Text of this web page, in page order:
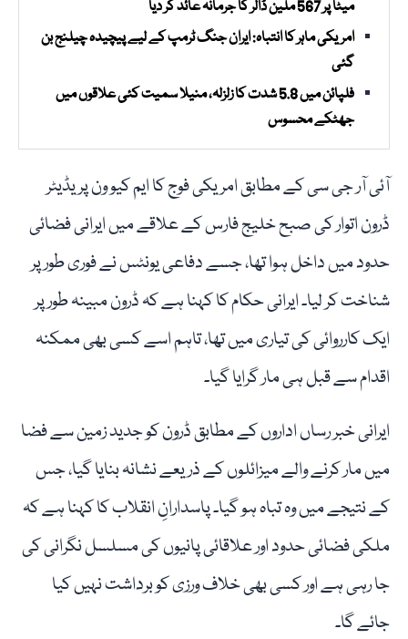
میٹا پر 567 ملین ڈالر کا جرمانہ عائد کر دیا
امریکی ماہر کا انتباہ: ایران جنگ ٹرمپ کے لیے پیچیدہ چیلنج بن
گئی
فلپائن میں 5.8 شدت کا زلزلہ، منیلا سمیت کئی علاقوں میں
جھٹکے محسوس
آئی آر جی سی کے مطابق امریکی فوج کا ایم کیو ون پریڈیٹر
ڈرون اتوار کی صبح خلیج فارس کے علاقے میں ایرانی فضائی
حدود میں داخل ہوا تھا، جسے دفاعی یونٹس نے فوری طور پر
شناخت کر لیا۔ ایرانی حکام کا کہنا ہے کہ ڈرون مبینہ طور پر
ایک کارروائی کی تیاری میں تھا، تاہم اسے کسی بھی ممکنہ
اقدام سے قبل ہی مار گرایا گیا۔
ایرانی خبر رساں اداروں کے مطابق ڈرون کو جدید زمین سے فضا
میں مار کرنے والے میزائلوں کے ذریعے نشانہ بنایا گیا، جس
کے نتیجے میں وہ تباہ ہو گیا۔ پاسدارانِ انقلاب کا کہنا ہے کہ
ملکی فضائی حدود اور علاقائی پانیوں کی مسلسل نگرانی کی
جا رہی ہے اور کسی بھی خلاف ورزی کو برداشت نہیں کیا
جائے گا۔